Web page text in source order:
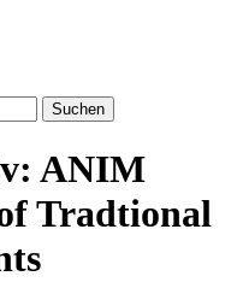
ANIM
Tradtional